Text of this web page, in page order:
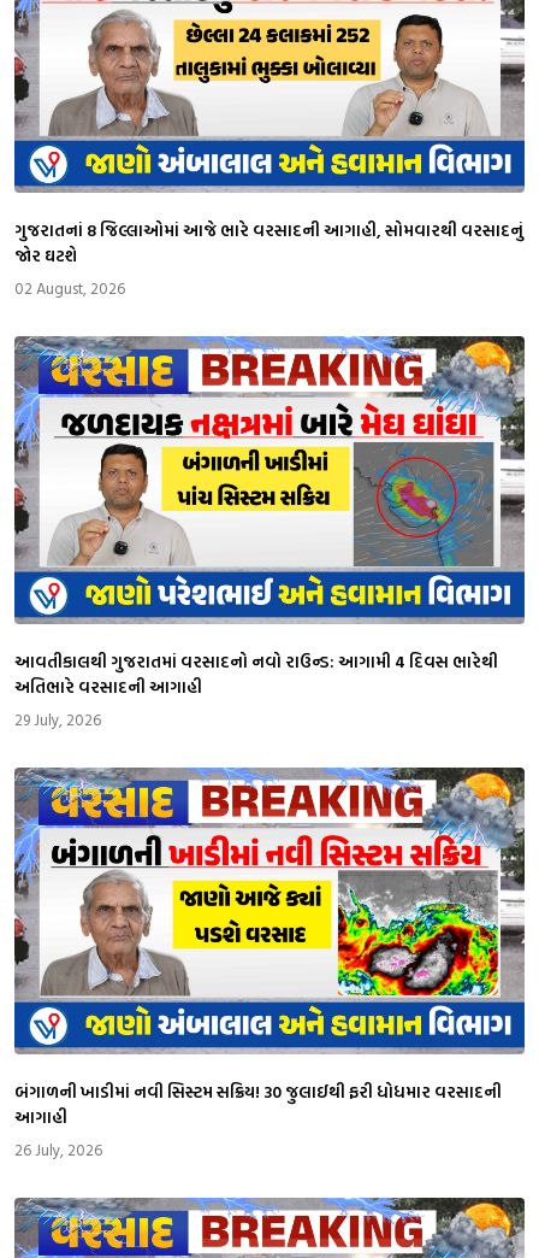
ગુજરાતનાં 8 જિલ્લાઓમાં આજે ભારે વરસાદની આગાહી, સોમવારથી વરસાદનું
જોર ઘટશે
02 August, 2026
આવતીકાલથી ગુજરાતમાં વરસાદનો નવો રાઉન્ડ: આગામી 4 દિવસ ભારેથી
અતિભારે વરસાદની આગાહી
29 July, 2026
બંગાળની ખાડીમાં નવી સિસ્ટમ સક્રિય! 30 જુલાઈથી ફરી ધોધમાર વરસાદની
આગાહી
26 July, 2026